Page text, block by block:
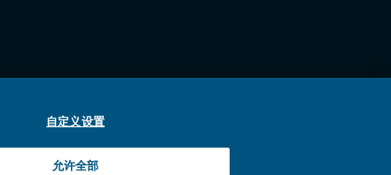
自定义设置
允许全部